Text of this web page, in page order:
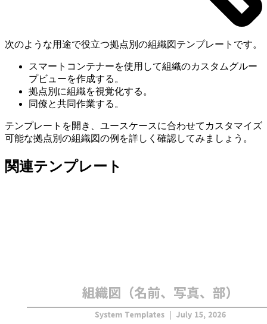
次のような用途で役立つ拠点別の組織図テンプレートです。
スマートコンテナーを使用して組織のカスタムグルー
プビューを作成する。
拠点別に組織を視覚化する。
同僚と共同作業する。
テンプレートを開き、ユースケースに合わせてカスタマイズ
可能な拠点別の組織図の例を詳しく確認してみましょう。
関連テンプレート